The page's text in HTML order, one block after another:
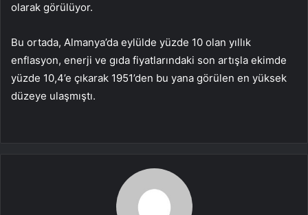
olarak görülüyor.
Bu ortada, Almanya’da eylülde yüzde 10 olan yıllık
enflasyon, enerji ve gıda fiyatlarındaki son artışla ekimde
yüzde 10,4’e çıkarak 1951’den bu yana görülen en yüksek
düzeye ulaşmıştı.